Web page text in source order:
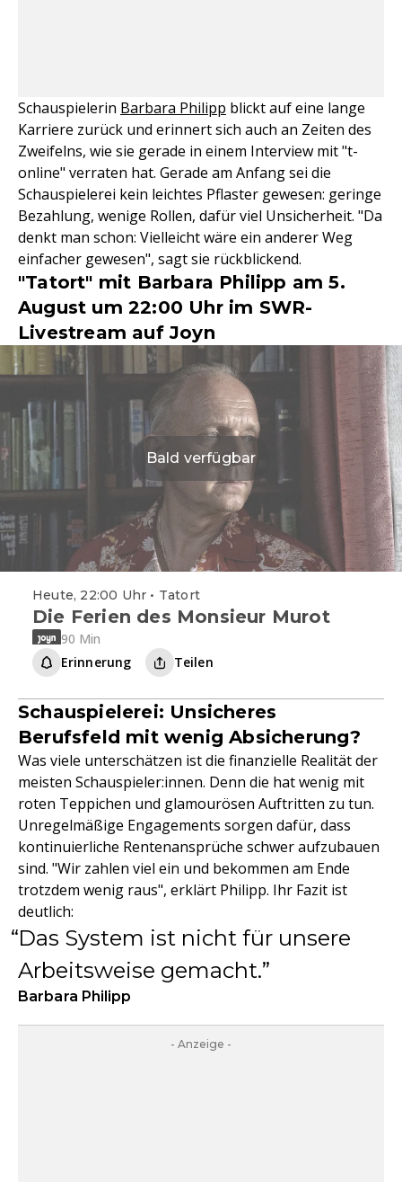
Schauspielerin Barbara Philipp blickt auf eine lange
Karriere zurück und erinnert sich auch an Zeiten des
Zweifelns, wie sie gerade in einem Interview mit "t-
online" verraten hat. Gerade am Anfang sei die
Schauspielerei kein leichtes Pflaster gewesen: geringe
Bezahlung, wenige Rollen, dafür viel Unsicherheit. "Da
denkt man schon: Vielleicht wäre ein anderer Weg
einfacher gewesen", sagt sie rückblickend.
"Tatort" mit Barbara Philipp am 5.
August um 22:00 Uhr im SWR-
Livestream auf Joyn
Bald verfügbar
Heute, 22:00 Uhr • Tatort
Die Ferien des Monsieur Murot
90 Min
Erinnerung
Teilen
Schauspielerei: Unsicheres
Berufsfeld mit wenig Absicherung?
Was viele unterschätzen ist die finanzielle Realität der
meisten Schauspieler:innen. Denn die hat wenig mit
roten Teppichen und glamourösen Auftritten zu tun.
Unregelmäßige Engagements sorgen dafür, dass
kontinuierliche Rentenansprüche schwer aufzubauen
sind. "Wir zahlen viel ein und bekommen am Ende
trotzdem wenig raus", erklärt Philipp. Ihr Fazit ist
deutlich:
Das System ist nicht für unsere
Arbeitsweise gemacht.
Barbara Philipp
- Anzeige -